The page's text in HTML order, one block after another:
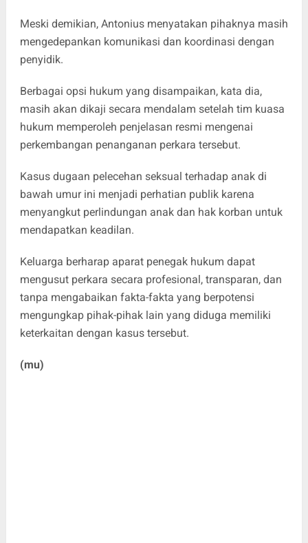
Meski demikian, Antonius menyatakan pihaknya masih
mengedepankan komunikasi dan koordinasi dengan
penyidik.
Berbagai opsi hukum yang disampaikan, kata dia,
masih akan dikaji secara mendalam setelah tim kuasa
hukum memperoleh penjelasan resmi mengenai
perkembangan penanganan perkara tersebut.
Kasus dugaan pelecehan seksual terhadap anak di
bawah umur ini menjadi perhatian publik karena
menyangkut perlindungan anak dan hak korban untuk
mendapatkan keadilan.
Keluarga berharap aparat penegak hukum dapat
mengusut perkara secara profesional, transparan, dan
tanpa mengabaikan fakta-fakta yang berpotensi
mengungkap pihak-pihak lain yang diduga memiliki
keterkaitan dengan kasus tersebut.
(mu)